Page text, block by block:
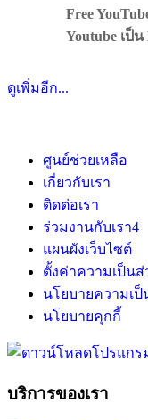
Free
Youtube เป็
ดูเพิ่มอีก...
ศูนย์ช่วยเหลือ
เกี่ยวกับเรา
ติดต่อเรา
ร่วมงานกับเรา4
แผนผังเว็บไซต์
ตั้งค่าความเป็นส่
นโยบายความเ
นโยบายคุกกี้
บริการของเรา